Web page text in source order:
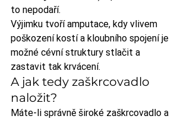
to nepodaří.
Výjimku tvoří amputace, kdy vlivem
poškození kostí a kloubního spojení je
možné cévní struktury stlačit a
zastavit tak krvácení.
A jak tedy zaškrcovadlo
naložit?
Máte-li správně široké zaškrcovadlo a